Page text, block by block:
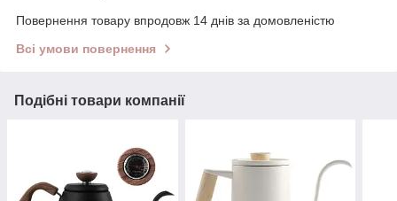
Повернення товару впродовж 14 днів за домовленістю
Всі умови повернення
Подібні товари компанії